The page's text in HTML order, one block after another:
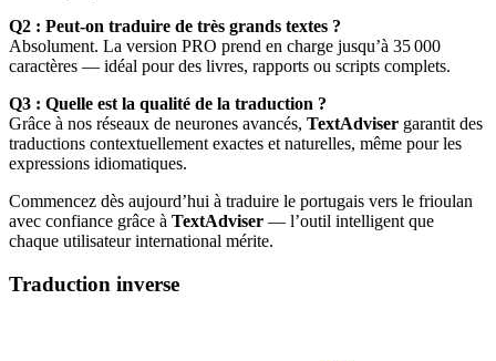
Q2 : Peut-on traduire de très grands textes ?
Absolument. La version PRO prend en charge jusqu’à 35 000
caractères — idéal pour des livres, rapports ou scripts complets.
Q3 : Quelle est la qualité de la traduction ?
Grâce à nos réseaux de neurones avancés, TextAdviser garantit des
traductions contextuellement exactes et naturelles, même pour les
expressions idiomatiques.
Commencez dès aujourd’hui à traduire le portugais vers le frioulan
avec confiance grâce à TextAdviser — l’outil intelligent que
chaque utilisateur international mérite.
Traduction inverse